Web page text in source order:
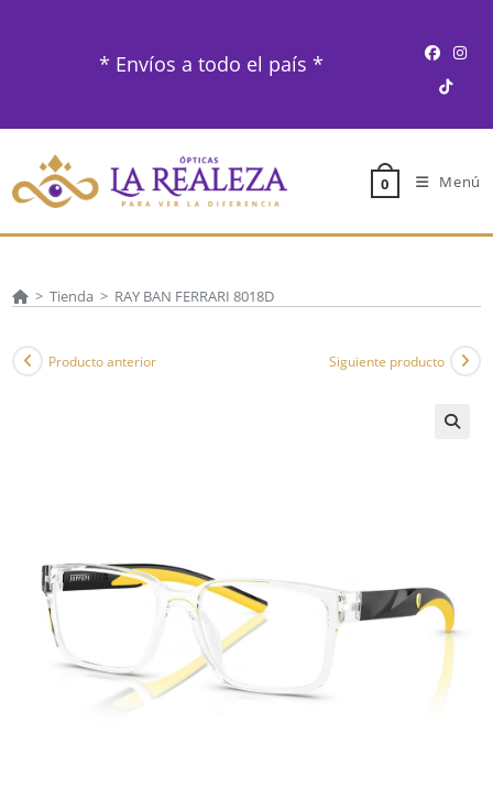
* Envíos a todo el país *
0 Menú
> Tienda > RAY BAN FERRARI 8018D
Producto anterior Siguiente producto